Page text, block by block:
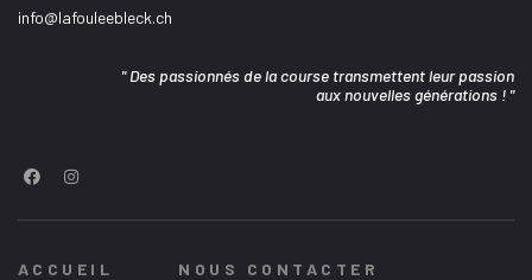
info@lafouleebleck.ch
" Des passionnés de la course transmettent leur passion
aux nouvelles générations ! "
ACCUEIL NOUS CONTACTER